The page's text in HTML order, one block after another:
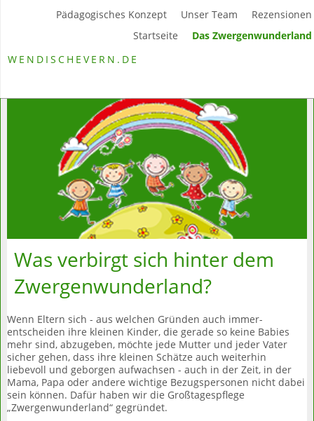
Rezensionen
Unser Team
Pädagogisches Konzept
Das Zwergenwunderland
Startseite
WENDISCHEVERN.DE
Was verbirgt sich hinter dem
Zwergenwunderland?
Wenn Eltern sich - aus welchen Gründen auch immer-
entscheiden ihre kleinen Kinder, die gerade so keine Babies
mehr sind, abzugeben, möchte jede Mutter und jeder Vater
sicher gehen, dass ihre kleinen Schätze auch weiterhin
liebevoll und geborgen aufwachsen - auch in der Zeit, in der
Mama, Papa oder andere wichtige Bezugspersonen nicht dabei
sein können. Dafür haben wir die Großtagespflege
„Zwergenwunderland“ gegründet.